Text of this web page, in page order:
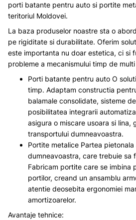
porti batante pentru auto si portite
teritoriul Moldovei.
La baza produselor noastre sta o
pe rigiditate si durabilitate. Oferim
este importanta nu doar estetica, ci si
probleme a mecanismului timp de multi
Porti batante pentru auto O
timp. Adaptam constructia
balamale consolidate, sisteme
posibilitatea integrarii
asigura o miscare usoara si lina,
transportului dumneavoastra.
Portite metalice Partea
dumneavoastra, care trebuie sa
Fabricam portite care se imbina
portilor, creand un ansamblu
atentie deosebita ergonomiei
amortizoarelor.
Avantaje tehnice: